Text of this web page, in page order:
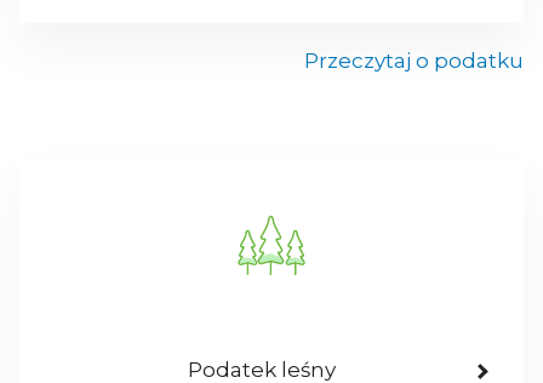
Przeczytaj o podatku
Podatek leśny